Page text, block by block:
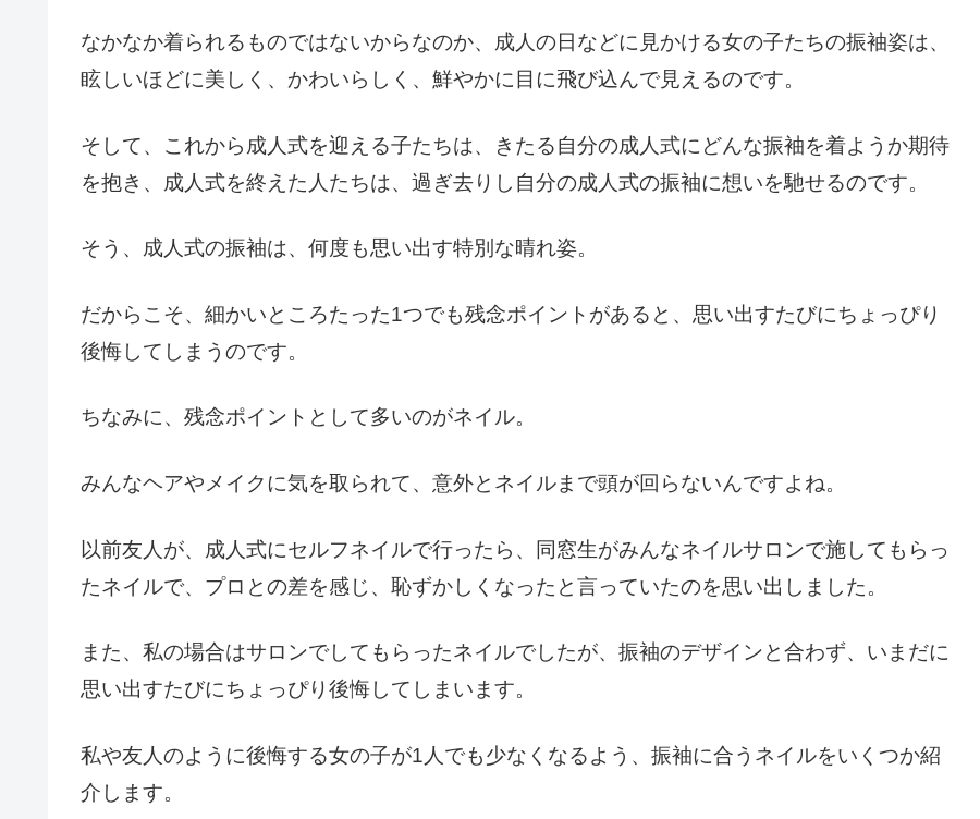
なかなか着られるものではないからなのか、成人の日などに見かける女の子たちの振袖姿は、
眩しいほどに美しく、かわいらしく、鮮やかに目に飛び込んで見えるのです。
そして、これから成人式を迎える子たちは、きたる自分の成人式にどんな振袖を着ようか期待
を抱き、成人式を終えた人たちは、過ぎ去りし自分の成人式の振袖に想いを馳せるのです。
そう、成人式の振袖は、何度も思い出す特別な晴れ姿。
だからこそ、細かいところたった1つでも残念ポイントがあると、思い出すたびにちょっぴり
後悔してしまうのです。
ちなみに、残念ポイントとして多いのがネイル。
みんなヘアやメイクに気を取られて、意外とネイルまで頭が回らないんですよね。
以前友人が、成人式にセルフネイルで行ったら、同窓生がみんなネイルサロンで施してもらっ
たネイルで、プロとの差を感じ、恥ずかしくなったと言っていたのを思い出しました。
また、私の場合はサロンでしてもらったネイルでしたが、振袖のデザインと合わず、いまだに
思い出すたびにちょっぴり後悔してしまいます。
私や友人のように後悔する女の子が1人でも少なくなるよう、振袖に合うネイルをいくつか紹
介します。